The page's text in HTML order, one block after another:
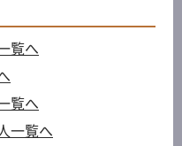
覧へ
覧へ
一覧へ